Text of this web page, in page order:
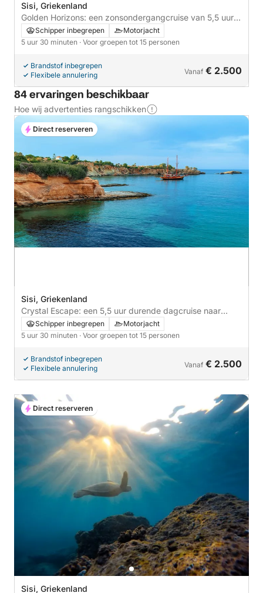
Sisi, Griekenland
Golden Horizons: een zonsondergangcruise van 5,5 uur
naar Saradari Beach
Schipper inbegrepen
Motorjacht
5 uur 30 minuten · Voor groepen tot 15 personen
Brandstof inbegrepen
Flexibele annulering
Vanaf € 2.500
84 ervaringen beschikbaar
Hoe wij advertenties rangschikken
Sisi, Griekenland
Crystal Escape: een 5,5 uur durende dagcruise naar
Saradari Beach
Schipper inbegrepen
Motorjacht
5 uur 30 minuten · Voor groepen tot 15 personen
Brandstof inbegrepen
Flexibele annulering
Vanaf € 2.500
Direct reserveren
Sisi, Griekenland
Direct reserveren